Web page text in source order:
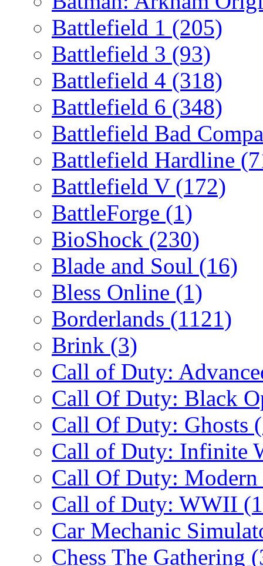
Battlefield 1 (205)
Battlefield 3 (93)
Battlefield 4 (318)
Battlefield 6 (348)
Battlefield Bad
Battlefield Hardline
Battlefield V (172)
BattleForge (1)
BioShock (230)
Blade and Soul (16)
Bless Online (1)
Borderlands (1121)
Brink (3)
Call of Duty:
Call Of Duty: Black
Call Of Duty: Ghosts
Call of Duty: Infinite
Call Of Duty:
Call of Duty: WWII
Car Mechanic
Chess The Gathering